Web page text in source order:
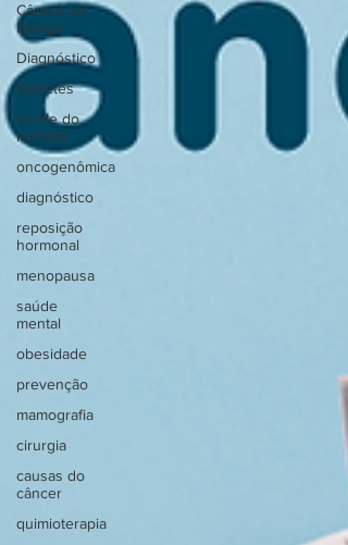
Câncer de
Bexiga
Diagnóstico
diabetes
saúde do
homem
oncogenômica
diagnóstico
reposição
hormonal
menopausa
saúde
mental
obesidade
prevenção
mamografia
cirurgia
causas do
câncer
quimioterapia